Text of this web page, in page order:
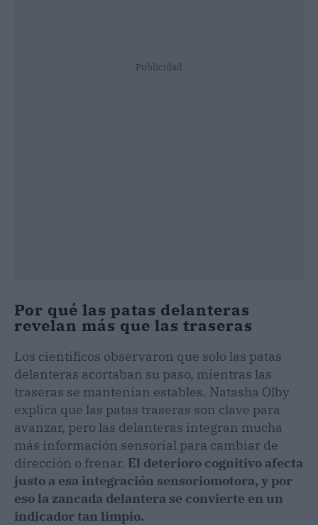
Publicidad
Por qué las patas delanteras
revelan más que las traseras
Los científicos observaron que solo las patas
delanteras acortaban su paso, mientras las
traseras se mantenían estables. Natasha Olby
explica que las patas traseras son clave para
avanzar, pero las delanteras integran mucha
más información sensorial para cambiar de
dirección o frenar. El deterioro cognitivo afecta
justo a esa integración sensoriomotora, y por
eso la zancada delantera se convierte en un
indicador tan limpio.